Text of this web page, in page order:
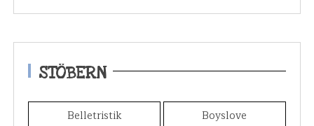
STÖBERN
Belletristik
Boyslove